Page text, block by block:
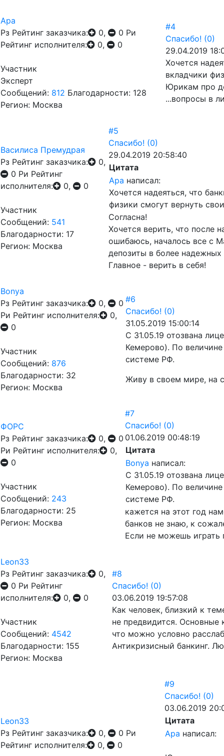
Ара
Рз Рейтинг заказчика: 0, 0 Ри
Рейтинг исполнителя:
0, 0
Участник
Эксперт
Сообщений: 812 Благодарности: 128
Регион: Москва
#4
Спасибо! (0)
29.04.2019
Хочется
вкладчики
Юрикам про
...вопросы в
Василиса Премудрая
Рз Рейтинг заказчика:
0,
0 Ри Рейтинг
исполнителя:
0, 0
Участник
Сообщений: 541
Благодарности: 17
Регион: Москва
#5
Спасибо! (0)
29.04.2019 20:58:40
Цитата
Ара написал:
Хочется надеяться, что
физики смогут вернуть
Согласна!
Хочется верить, что после
ошибаюсь, началось все с
депозиты в более
Главное - верить в себя!
Bonya
Рз Рейтинг заказчика: 0,
0
Ри Рейтинг исполнителя:
0,
0
Участник
Сообщений: 876
Благодарности: 32
Регион: Москва
#6
Спасибо! (0)
31.05.2019 15:00:14
С 31.05.19 отозвана
Кемерово). По
системе РФ.
Живу в своем мире, на
ФОРС
Рз Рейтинг заказчика: 0,
0
Ри Рейтинг исполнителя:
0,
0
Участник
Сообщений: 243
Благодарности: 25
Регион: Москва
#7
Спасибо! (0)
01.06.2019 00:48:19
Цитата
Bonya написал:
С 31.05.19 отозвана
Кемерово). По
системе РФ.
кажется на этот год
банков не знаю, к
Если не можешь играть
Leon33
Рз Рейтинг заказчика:
0,
0 Ри Рейтинг
исполнителя:
0, 0
Участник
Сообщений: 4542
Благодарности: 155
Регион: Москва
#8
Спасибо! (0)
03.06.2019 19:57:08
Как человек, близкий к
не предвидится. Основные
что можно условно
Антикризисный банкинг.
Leon33
Рз Рейтинг заказчика: 0, 0 Ри
Рейтинг исполнителя:
0, 0
#9
Спасибо! (0)
03.06.2019
Цитата
Ара написал: